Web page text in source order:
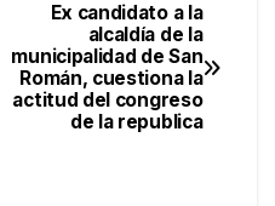
Ex candidato a la
alcaldía de la
municipalidad de San
Román, cuestiona la
actitud del congreso
de la republica